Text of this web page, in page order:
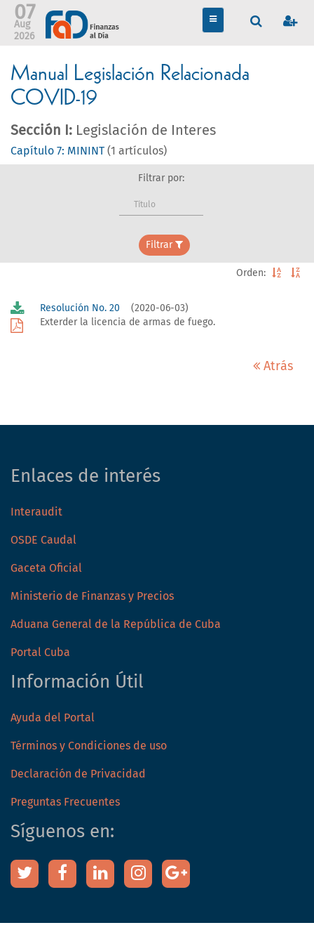
TOGGLE
NAVIGATION
07
Aug
2026
Manual Legislación Relacionada
COVID-19
Sección I: Legislación de Interes
Capítulo 7: MININT (1 artículos)
Filtrar por:
Título
Filtrar
Orden:
Resolución No. 20 (2020-06-03)
Exterder la licencia de armas de fuego.
Atrás
Enlaces de interés
Interaudit
OSDE Caudal
Gaceta Oficial
Ministerio de Finanzas y Precios
Aduana General de la República de Cuba
Portal Cuba
Información Útil
Ayuda del Portal
Términos y Condiciones de uso
Declaración de Privacidad
Preguntas Frecuentes
Síguenos en: